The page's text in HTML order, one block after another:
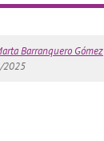
Barranquero Gómez
2025